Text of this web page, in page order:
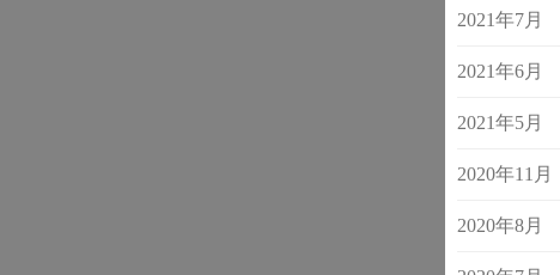
2021年7月
2021年6月
2021年5月
2020年11月
2020年8月